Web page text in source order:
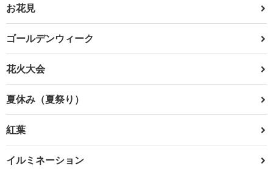
お花見
ゴールデンウィーク
花火大会
夏休み（夏祭り）
紅葉
イルミネーション